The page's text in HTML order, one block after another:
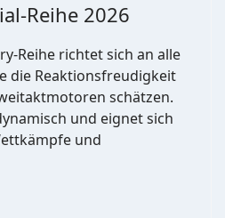
Reihe 2026
Reihe richtet sich an alle
die Reaktionsfreudigkeit
schätzen.
und eignet sich
und